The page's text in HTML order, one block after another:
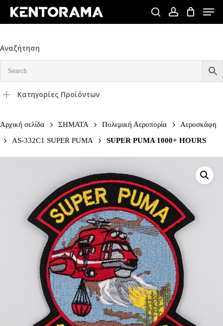
Skip
content
searchaccount
Menu
Αναζήτηση
Κατηγορίες Προϊόντων
Αρχική σελίδα ΣΗΜΑΤΑ Πολεμική Αεροπορία
Αεροσκάφη
AS-332C1 SUPER PUMA
SUPER PUMA 1000+ HOURS